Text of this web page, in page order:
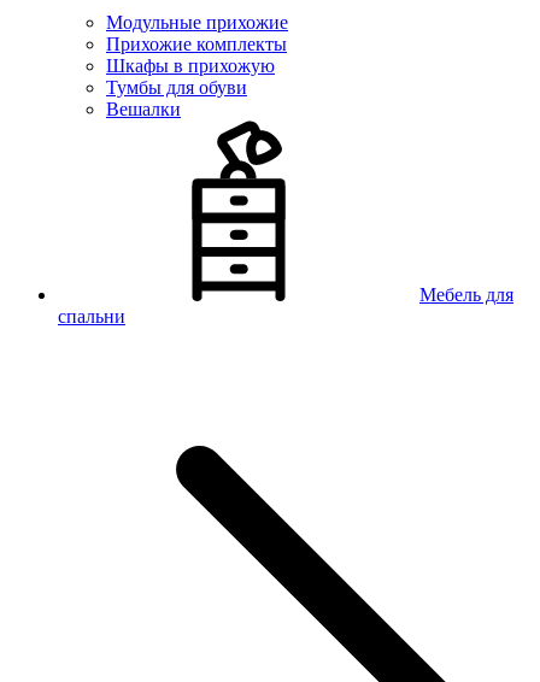
Модульные прихожие
Прихожие комплекты
Шкафы в прихожую
Тумбы для обуви
Вешалки
Мебель для
спальни